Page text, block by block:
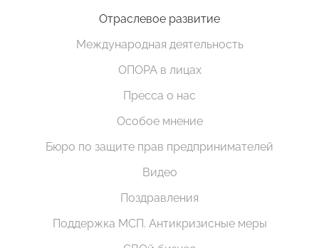
Отраслевое развитие
Международная деятельность
ОПОРА в лицах
Пресса о нас
Особое мнение
Бюро по защите прав предпринимателей
Видео
Поздравления
Поддержка МСП. Антикризисные меры